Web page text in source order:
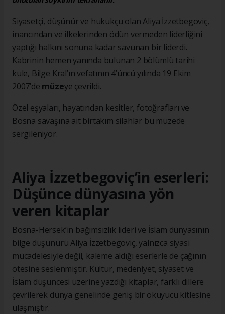
Siyasetçi, düşünür ve hukukçu olan Aliya İzzetbegoviç,
inancından ve ilkelerinden ödün vermeden liderliğini
yaptığı halkını sonuna kadar savunan bir liderdi.
Kabrinin hemen yanında bulunan 2 bölümlü tarihi
kule, Bilge Kral’ın vefatının 4’üncü yılında 19 Ekim
2007’de müzeye çevrildi.
Özel eşyaları, hayatından kesitler, fotoğrafları ve
Bosna savaşına ait birtakım silahlar bu müzede
sergileniyor.
Aliya İzzetbegoviç’in eserleri:
Düşünce dünyasına yön
veren kitaplar
Bosna-Hersek’in bağımsızlık lideri ve İslam dünyasının
bilge düşünürü Aliya İzzetbegoviç, yalnızca siyasi
mücadelesiyle değil, kaleme aldığı eserlerle de çağının
ötesine seslenmiştir. Kültür, medeniyet, siyaset ve
İslam düşüncesi üzerine yazdığı kitaplar, farklı dillere
çevrilerek dünya genelinde geniş bir okuyucu kitlesine
ulaşmıştır.